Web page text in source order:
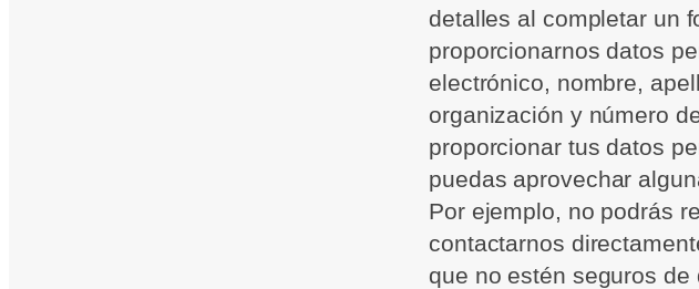
detalles al completar un
proporcionarnos datos
electrónico, nombre,
organización y número
proporcionar tus datos
puedas aprovechar
Por ejemplo, no podrás
contactarnos
que no estén seguros